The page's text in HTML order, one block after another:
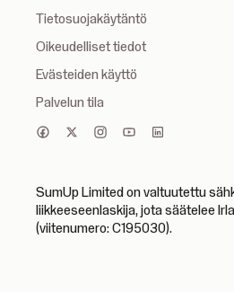
Tietosuojakäytäntö
Oikeudelliset tiedot
Evästeiden käyttö
Palvelun tila
SumUp Limited on valtuutettu
liikkeeseenlaskija, jota säätelee
(viitenumero: C195030).